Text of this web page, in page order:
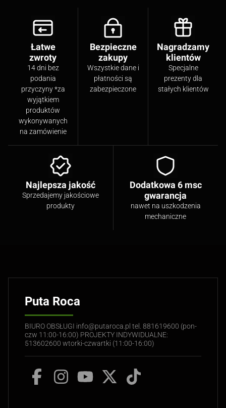
Łatwe
zwroty
14 dni bez
podania
przyczyny *za
wyjątkiem
produktów
wykonywanych
na zamówienie
Bezpieczne
zakupy
Wszystkie dane i
płatności są
zabezpieczone
Nagradzamy
klientów
Specjalne
prezenty dla
stałych klientów
Najlepsza jakość
Sprzedajemy jakościowe
produkty
Dodatkowa 6 msc
gwarancja
nawet na uszkodzenia
mechaniczne
Puta Roca
BIURO OBSŁUGI info@putaroca.pl tel. 881619600 (pon-
czw 11:00-16:00) PROJEKTY INDYWIDUALNE:
513602600 wtorki-czwartki (11:00-16:00)